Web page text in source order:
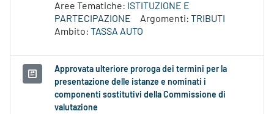
Aree Tematiche: ISTITUZIONE E
PARTECIPAZIONE
Argomenti: TRIBUTI
Ambito: TASSA AUTO
Approvata ulteriore proroga dei termini per la
presentazione delle istanze e nominati i
componenti sostitutivi della Commissione di
valutazione